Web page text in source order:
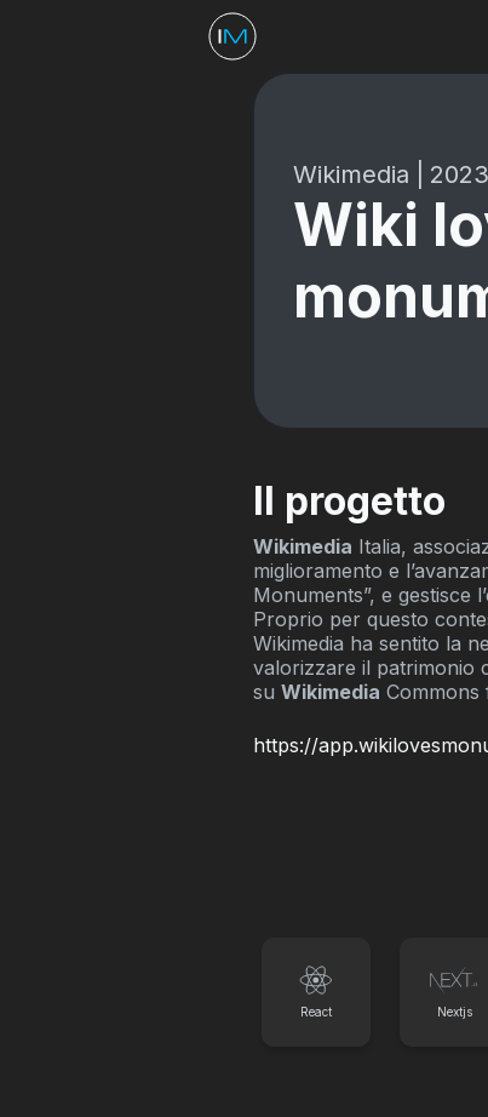
Wikimedia 2023
Wiki
Il progetto
Wikimedia Italia,
miglioramento e
Monuments”, e gestisce
Proprio per questo
Wikimedia ha sentito la
valorizzare il patrimonio
su Wikimedia Commons
https://
React Nextjs